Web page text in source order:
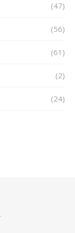
(47)
(56)
(61)
(2)
(24)
.